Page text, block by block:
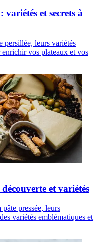
variétés et secrets à
persillée, leurs variétés
vos plateaux et vos
et variétés
pressée, leurs
variétés emblématiques et